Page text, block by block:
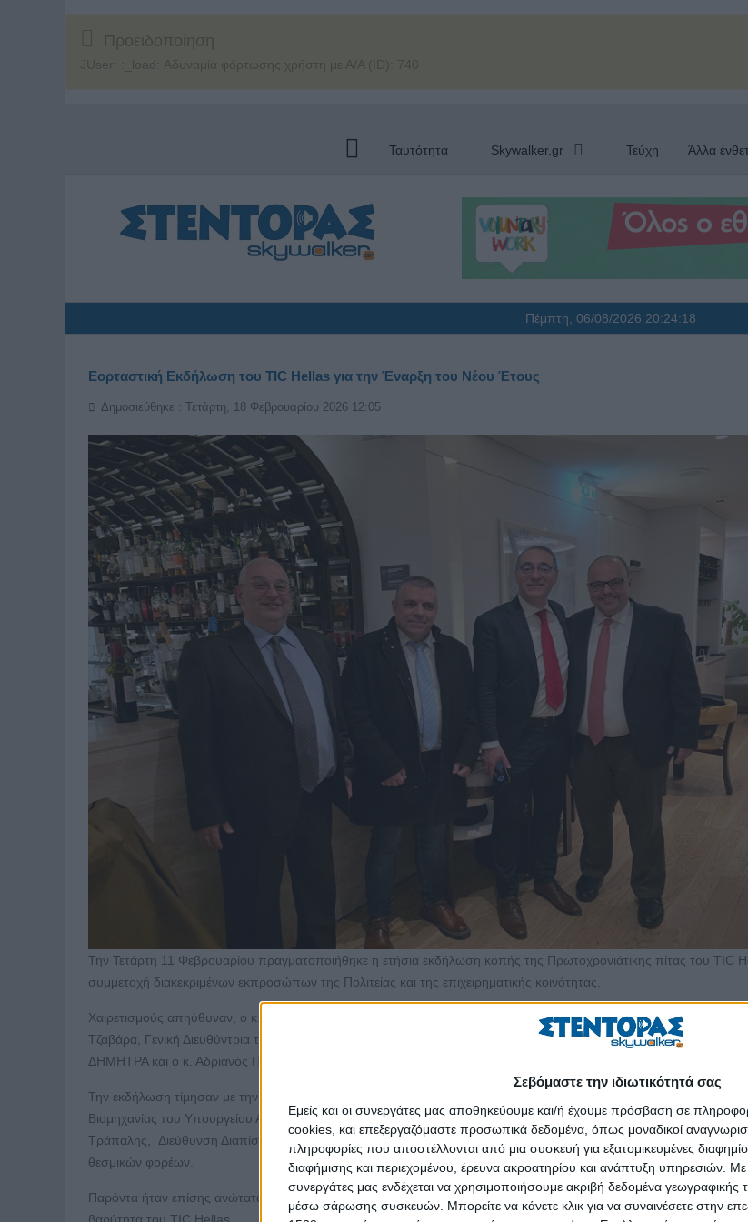
Σεβόμαστε την ιδιωτικότητά σας
Εμείς και οι συνεργάτες μας αποθηκεύουμε και/ή έχουμε πρόσβαση σε
cookies, και επεξεργαζόμαστε προσωπικά δεδομένα, όπως μοναδικοί
πληροφορίες που αποστέλλονται από μια συσκευή για εξατομικευμένες
διαφήμισης και περιεχομένου, έρευνα ακροατηρίου και ανάπτυξη υπηρεσιών. Με
συνεργάτες μας ενδέχεται να χρησιμοποιήσουμε ακριβή δεδομένα γεωγραφικής
μέσω σάρωσης συσκευών. Μπορείτε να κάνετε κλικ για να συναινέσετε στην
Προειδοποίηση
JUser: :_load: Αδυναμία φόρτωσης χρήστη με Α/Α (ID): 740
Ταυτότητα Skywalker.gr Τεύχη Άλλα
Πέμπτη, 06/08/2026 20:24:19
Εορταστική Εκδήλωση του TIC Hellas για την Έναρξη του Νέου Έτους
Δημοσιεύθηκε : Τετάρτη, 18 Φεβρουαρίου 2026 12:05
Την Τετάρτη 11 Φεβρουαρίου πραγματοποιήθηκε η ετήσια εκδήλωση κοπής της Πρωτοχρονιάτικης πίτας του TIC
συμμετοχή διακεκριμένων εκπροσώπων της Πολιτείας και της επιχειρηματικής κοινότητας.
Χαιρετισμούς απηύθυναν, ο κ. Ελευθέριος Κρητικός, Γενικός Γραμματέας Βιομηχανίας του Υπουργείου Ανάπτυξης,
Τζαβάρα, Γενική Διευθύντρια του Υπουργείου Αγροτικής Ανάπτυξης και Τροφίμων, ο κ. Σπυρίδων Μάμαλης,
ΔΗΜΗΤΡΑ και ο κ. Αδριανός Παυλόπουλος, Διευθύνων Σύμβουλος του Εθνικού Συστήματος Υποδομών Ποιότητας.
Την εκδήλωση τίμησαν με την παρουσία τους, μεταξύ άλλων, ο κ. Γεώργιος Δρόσος, Αν. Γενικός Διευθυντής στη
Βιομηχανίας του Υπουργείου Ανάπτυξης, ο κ. Δημήτρης Βέργαδος, Διευθυντής Διαχείρισης Σχέσεων Μελών του
Τράπαλης, Διεύθυνση Διαπίστευσης Φορέων Πιστοποίησης & Ελέγχου ΕΣΥΔ, καθώς και εκπρόσωποι
θεσμικών φορέων.
Παρόντα ήταν επίσης ανώτατα στελέχη επιχειρήσεων από κρίσιμους τομείς της ελληνικής οικονομίας,